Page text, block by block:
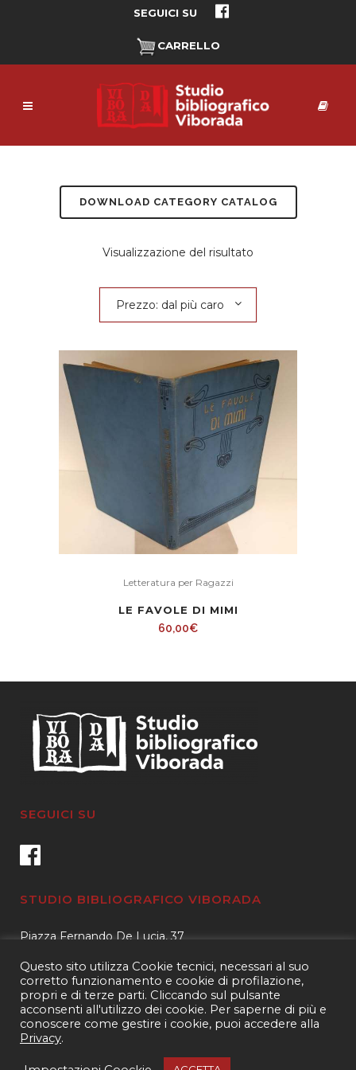
SEGUICI SU
CARRELLO
DOWNLOAD CATEGORY CATALOG
Visualizzazione del risultato
Prezzo: dal più caro
Letteratura per Ragazzi
LE FAVOLE DI MIMI
60,00€
SEGUICI SU
STUDIO BIBLIOGRAFICO VIBORADA
Piazza Fernando De Lucia, 37
Tel.3400596959 – 3404632889
email.info@viborada.it
Copyright 2021 Studio bibliografico Viborada
Questo sito utilizza Cookie tecnici, necessari al suo
corretto funzionamento e cookie di profilazione,
propri e di terze parti. Cliccando sul pulsante
acconsenti all'utilizzo dei cookie. Per saperne di più e
conoscere come gestire i cookie, puoi accedere alla
Privacy.